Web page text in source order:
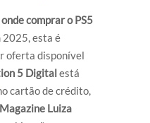
onde comprar o PS5
2025, esta é
oferta disponível
5 Digitalestá
cartão de crédito,
Magazine Luiza